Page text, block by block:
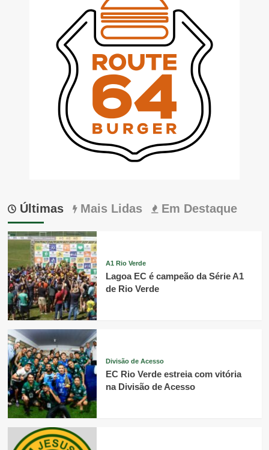
Últimas Mais Lidas Em Destaque
A1 Rio Verde
Lagoa EC é campeão da Série A1
de Rio Verde
Divisão de Acesso
EC Rio Verde estreia com vitória
na Divisão de Acesso